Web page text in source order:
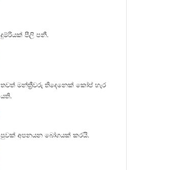
දුම්රියක් පීලි පනී.
තවත් මන්ත්‍රීවරු තිදෙනෙක් කෝප් හැර
යති.
පුවක් අපනයන බෝගයක් කරයි.